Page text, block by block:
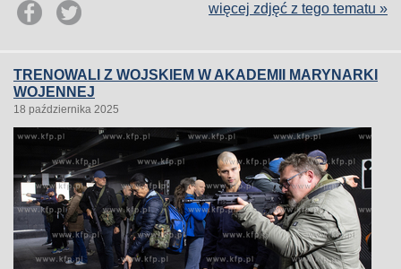
więcej zdjęć z tego tematu »
TRENOWALI Z WOJSKIEM W AKADEMII MARYNARKI
WOJENNEJ
18 października 2025